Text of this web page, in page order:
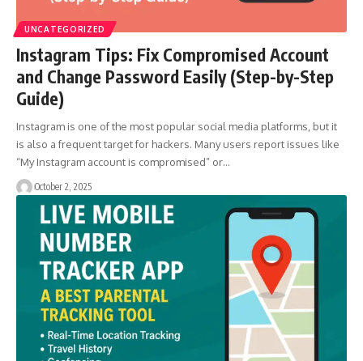
UNCATEGORIZED
Instagram Tips: Fix Compromised Account
and Change Password Easily (Step-by-Step
Guide)
Instagram is one of the most popular social media platforms, but it
is also a frequent target for hackers. Many users report issues like
“My Instagram account is compromised” or…
October 2, 2025